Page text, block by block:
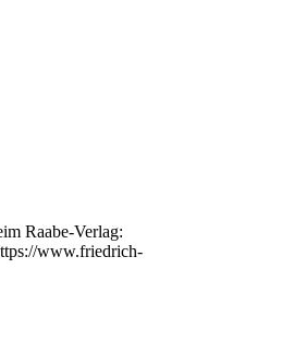
Raabe-Verlag:
www.friedrich-